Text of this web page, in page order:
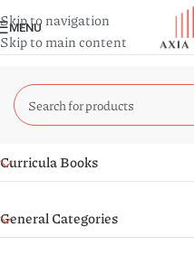
Skip to navigation
Skip to main content
MENU
Curricula Books
General Categories